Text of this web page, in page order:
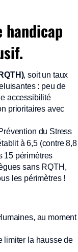
, soit un taux
: peu de
accessibilité
prioritaires avec
du Stress
à 6,5 (contre 8,8
15 périmètres
sans RQTH,
les périmètres !
au moment
limiter la hausse de